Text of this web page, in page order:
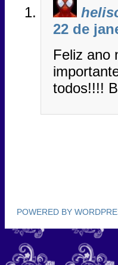
22 de
Feliz ano
todos!!!!
POWERED BY